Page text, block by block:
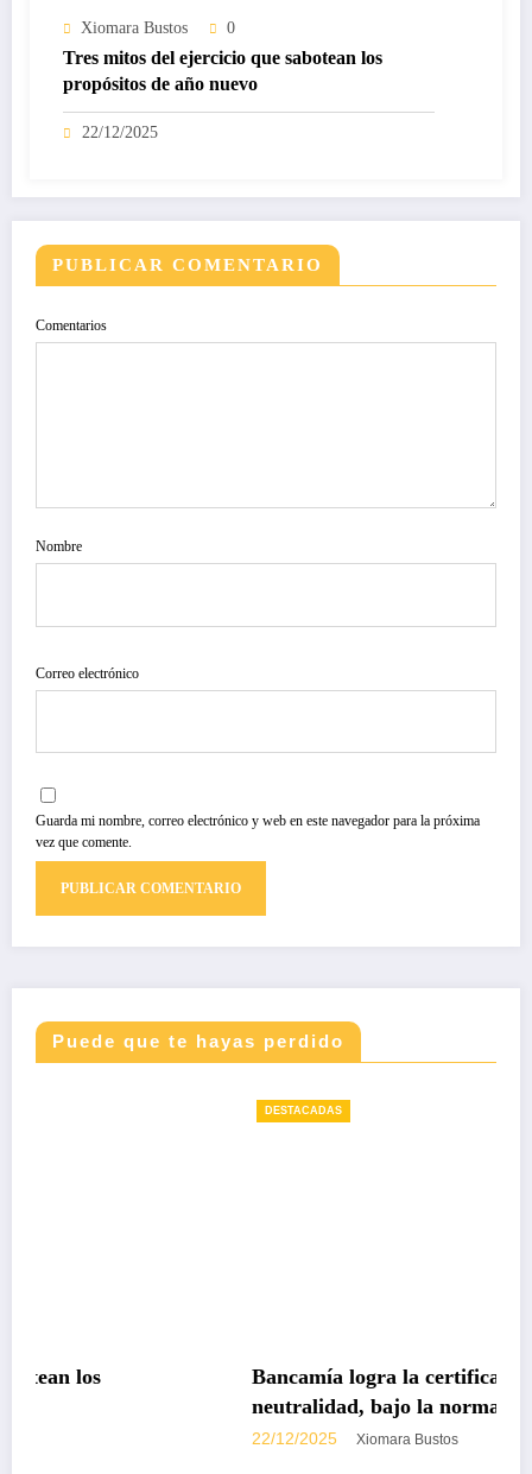
Xiomara Bustos 0
Tres mitos del ejercicio que sabotean los
propósitos de año nuevo
22/12/2025
PUBLICAR COMENTARIO
Comentarios
Nombre
Correo electrónico
Guarda mi nombre, correo electrónico y web en este navegador para la próxima
vez que comente.
Puede que te hayas perdido
Bancamía logra la certificación carbono
neutralidad, bajo la norma internacional ISO
Xiomara Bustos